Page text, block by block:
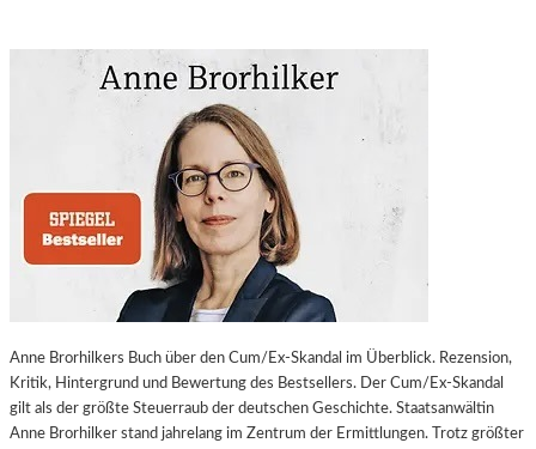
Anne Brorhilkers Buch über den Cum/Ex-Skandal im Überblick. Rezension,
Kritik, Hintergrund und Bewertung des Bestsellers. Der Cum/Ex-Skandal
gilt als der größte Steuerraub der deutschen Geschichte. Staatsanwältin
Anne Brorhilker stand jahrelang im Zentrum der Ermittlungen. Trotz größter